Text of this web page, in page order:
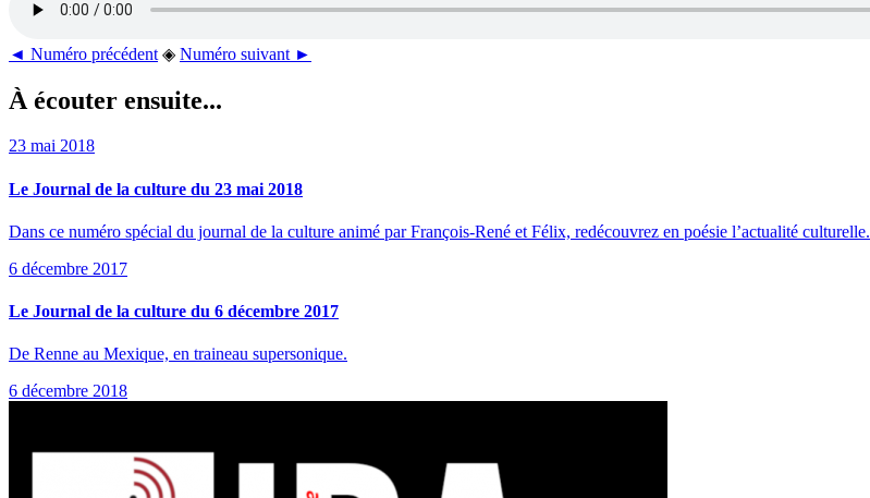
◄ Numéro précédent ◈ Numéro suivant ►
À écouter ensuite...
23 mai 2018
Le Journal de la culture du 23 mai 2018
Dans ce numéro spécial du journal de la culture animé par François-René et Félix, redécouvrez en poésie l’actualité culturelle.
6 décembre 2017
Le Journal de la culture du 6 décembre 2017
De Renne au Mexique, en traineau supersonique.
6 décembre 2018